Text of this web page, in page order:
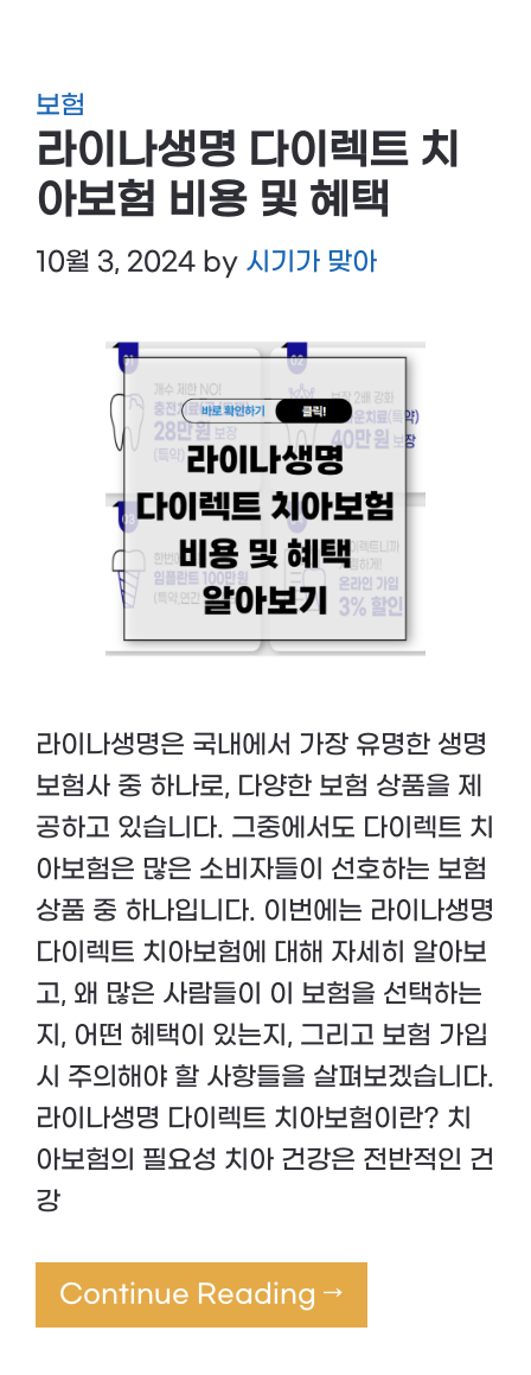
보험
라이나생명 다이렉트 치
아보험 비용 및 혜택
10월 3, 2024 by 시기가 맞아
라이나생명은 국내에서 가장 유명한 생명
보험사 중 하나로, 다양한 보험 상품을 제
공하고 있습니다. 그중에서도 다이렉트 치
아보험은 많은 소비자들이 선호하는 보험
상품 중 하나입니다. 이번에는 라이나생명
다이렉트 치아보험에 대해 자세히 알아보
고, 왜 많은 사람들이 이 보험을 선택하는
지, 어떤 혜택이 있는지, 그리고 보험 가입
시 주의해야 할 사항들을 살펴보겠습니다.
라이나생명 다이렉트 치아보험이란? 치
아보험의 필요성 치아 건강은 전반적인 건
강
Continue Reading →